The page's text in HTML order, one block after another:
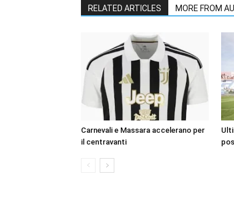
RELATED ARTICLES MORE FROM
Carnevali e Massara accelerano per
il centravanti